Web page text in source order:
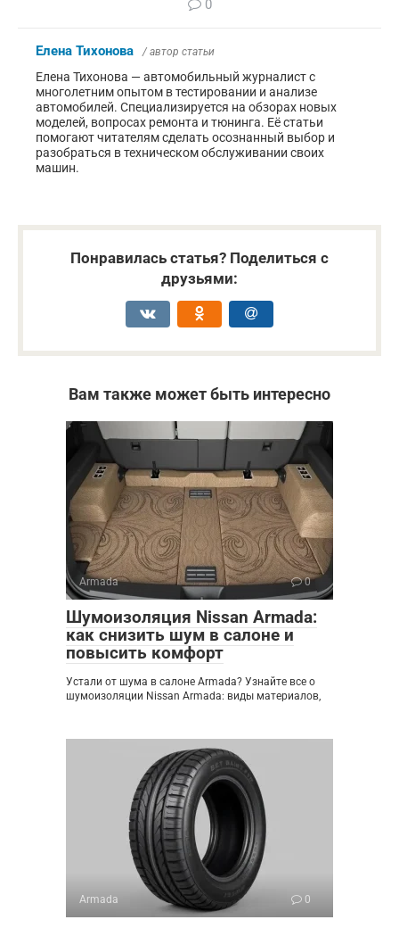
0
Елена Тихонова / автор статьи
Елена Тихонова — автомобильный журналист с
многолетним опытом в тестировании и анализе
автомобилей. Специализируется на обзорах новых
моделей, вопросах ремонта и тюнинга. Её статьи
помогают читателям сделать осознанный выбор и
разобраться в техническом обслуживании своих
машин.
Понравилась статья? Поделиться с
друзьями:
Вам также может быть интересно
Armada 0
Шумоизоляция Nissan Armada:
как снизить шум в салоне и
повысить комфорт
Устали от шума в салоне Armada? Узнайте все о
шумоизоляции Nissan Armada: виды материалов,
Armada 0